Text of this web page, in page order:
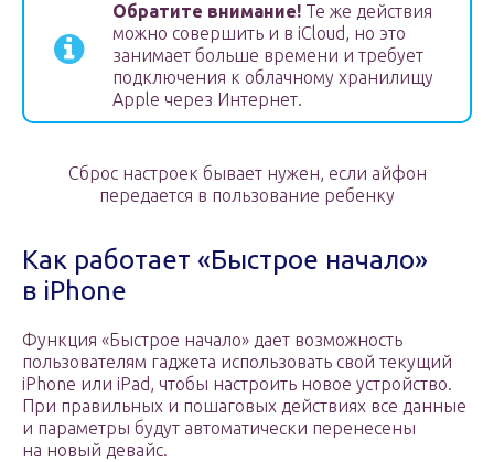
Обратите внимание! Те же действия
можно совершить и в iCloud, но это
занимает больше времени и требует
подключения к облачному хранилищу
Apple через Интернет.
Сброс настроек бывает нужен, если айфон
передается в пользование ребенку
Как работает «Быстрое начало»
в iPhone
Функция «Быстрое начало» дает возможность
пользователям гаджета использовать свой текущий
iPhone или iPad, чтобы настроить новое устройство.
При правильных и пошаговых действиях все данные
и параметры будут автоматически перенесены
на новый девайс.